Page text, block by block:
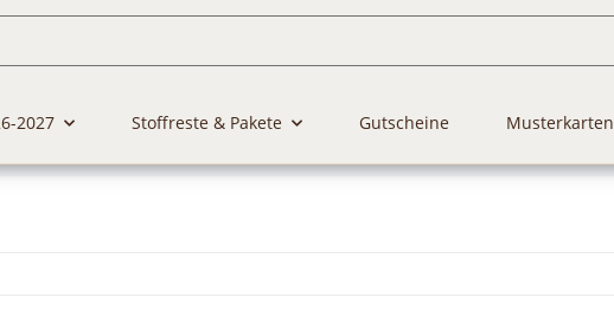
2027 Stoffreste & Pakete Gutscheine Musterkarten